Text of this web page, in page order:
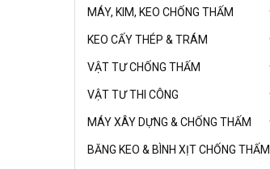
MÁY, KIM, KEO CHỐNG THẤM
KEO CẤY THÉP & TRÁM
VẬT TƯ CHỐNG THẤM
VẬT TƯ THI CÔNG
MÁY XÂY DỰNG & CHỐNG THẤM
BĂNG KEO & BÌNH XỊT CHỐNG THẤM